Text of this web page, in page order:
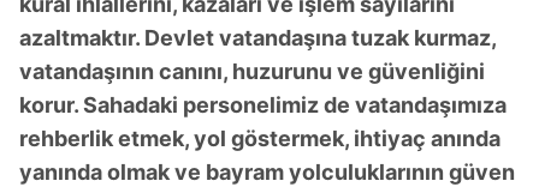
azaltmaktır. Devlet vatandaşına tuzak kurmaz,
vatandaşının canını, huzurunu ve güvenliğini
korur. Sahadaki personelimiz de vatandaşımıza
rehberlik etmek, yol göstermek, ihtiyaç anında
yanında olmak ve bayram yolculuklarının güven